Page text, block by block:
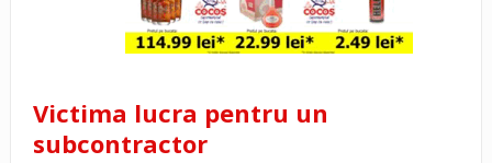
Victima lucra pentru un
subcontractor